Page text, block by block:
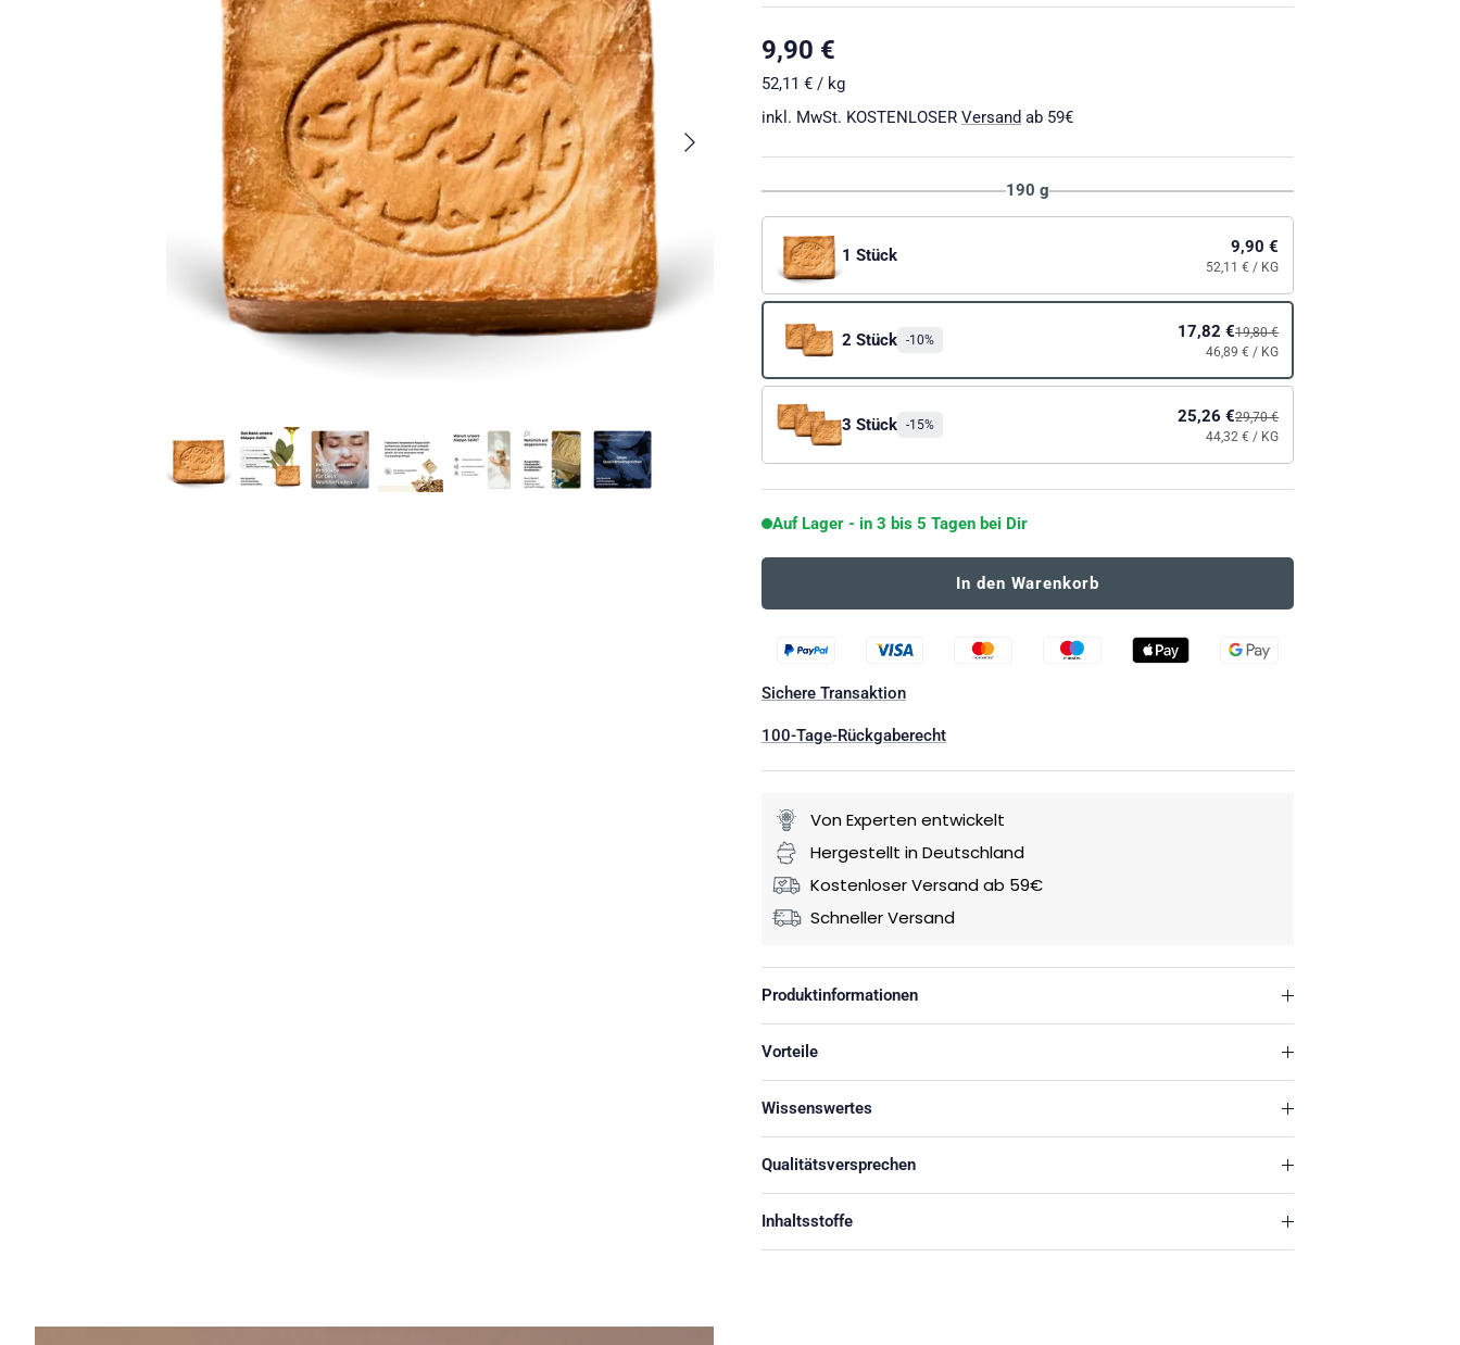
Nächste
Normaler Preis
9,90 €
Grundpreis
52,11 € / kg
inkl. MwSt. KOSTENLOSER Versand ab 59€
190 g
1 Stück 9,90 €
52,11 € / KG
2 Stück -10% 17,82 €19,80 €
46,89 € / KG
3 Stück -15% 25,26 €29,70 €
44,32 € / KG
Auf Lager - in 3 bis 5 Tagen bei Dir
In den Warenkorb
Sichere Transaktion
100-Tage-Rückgaberecht
Von Experten entwickelt
Hergestellt in Deutschland
Kostenloser Versand ab 59€
Schneller Versand
Produktinformationen
Vorteile
Wissenswertes
Qualitätsversprechen
Inhaltsstoffe